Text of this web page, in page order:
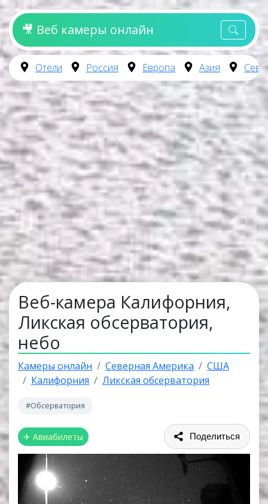
🎥 Веб камеры онлайн
Отели Россия Европа Азия
Веб-камера Калифорния,
Ликская обсерватория,
небо
Камеры онлайн Северная Америка
США
Калифорния
Ликская обсерватория
#Обсерватория
✈ Авиабилеты Поделиться